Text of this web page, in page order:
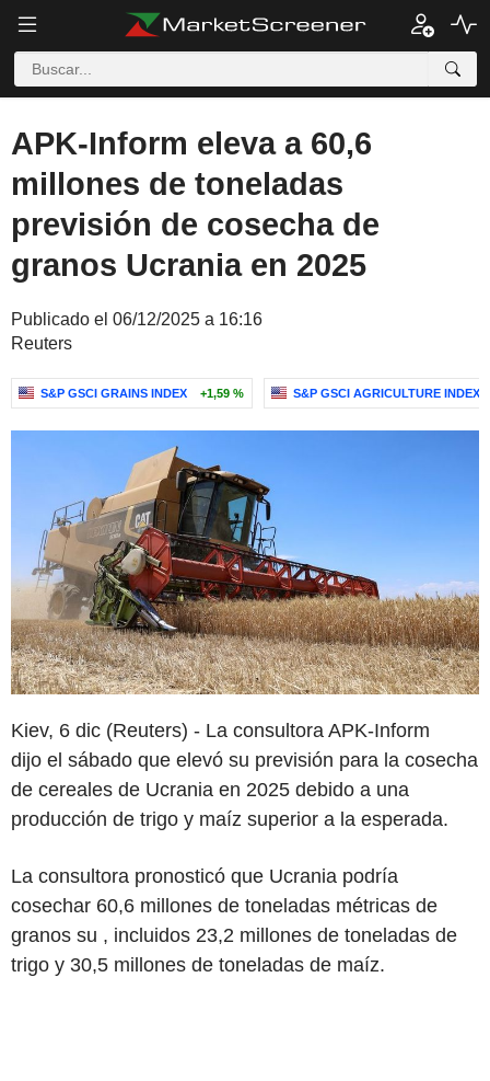
APK-Inform eleva a 60,6
millones de toneladas
previsión de cosecha de
granos Ucrania en 2025
Publicado el 06/12/2025 a 16:16
Reuters
S&P GSCI GRAINS INDEX +1,59 % S&P GSCI AGRICULTURE INDEX
Kiev, 6 dic (Reuters) - La consultora APK-Inform
dijo el sábado que elevó su previsión para la cosecha
de cereales de Ucrania en 2025 debido a una
producción de trigo y maíz superior a la esperada.
La consultora pronosticó que Ucrania podría
cosechar 60,6 millones de toneladas métricas de
granos su , incluidos 23,2 millones de toneladas de
trigo y 30,5 millones de toneladas de maíz.